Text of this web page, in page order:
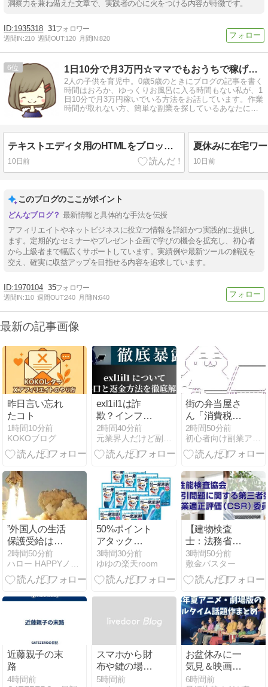
洞察力を兼ね備えた文章で、実践者の心に火をつける内容が特徴です。
1935318 31
週間IN:210 週間OUT:120 月間IN:820
6 1日10分で月3万円☆ママでもおうちで稼げる方法を解説
2人の子供を育児中。0歳5歳のときにブログの記事を書く
時間はおろか、ゆっくりお風呂に入る時間もない私が、1
日10分で月3万円稼いでいる方法をお話しています。作業
時間が取れない方、簡単な副業を探しているあなたにお
テキストエディタ用のHTMLをブロックエディタの方に貼り付けて変換する方法
10日前 10日前
このブログのここがポイント
最新情報と具体的な手法を伝授
アフィリエイトやネットビジネスに役立つ情報を詳細かつ実践的に提供し
ます。定期的なセミナーやプレゼント企画で学びの機会を拡充し、初心者
から上級者まで幅広くサポートしています。実績例や最新ツールの解説を
交え、確実に収益アップを目指せる内容を追求しています。
1970104 35
週間IN:110 週間OUT:240 月間IN:640
最新の記事画像
昨日言い忘れ
たコト
1時間10分前
KOKOブログ
exl1il1は詐
欺？インフル
エンサー案件
の闇を元業者
が暴露！出金
手口と評判
2時間40分前
元業界人だけど副業商材のこと全部暴露します｜
街の弁当屋さ
ん「消費税が
下がっても値
下げしませ
ん」
2時間50分前
初心者向け副業アフィリエイト情報館 InfoShop
”外国人の生活
保護受給は憲
法違反・・中
国人の生活保
護不正受給で
万円、本国に
2時間50分前
ハロー HAPPYノマドライフ
50%ポイント
アタック
ZERO パーフ
ェクトスティ
ック
3時間30分前
ゆゆの楽天room
【建物検査
士：法務省認
証 日本不動産
仲裁機構
（ADR）の
資格』
3時間50分前
敷金バスター
近藤親子の末
路
4時間前
スマホから財
布や鍵の場所
がわかる！
5時間前
お盆休みに一
気見＆映画館
で観るならコ
6時間前